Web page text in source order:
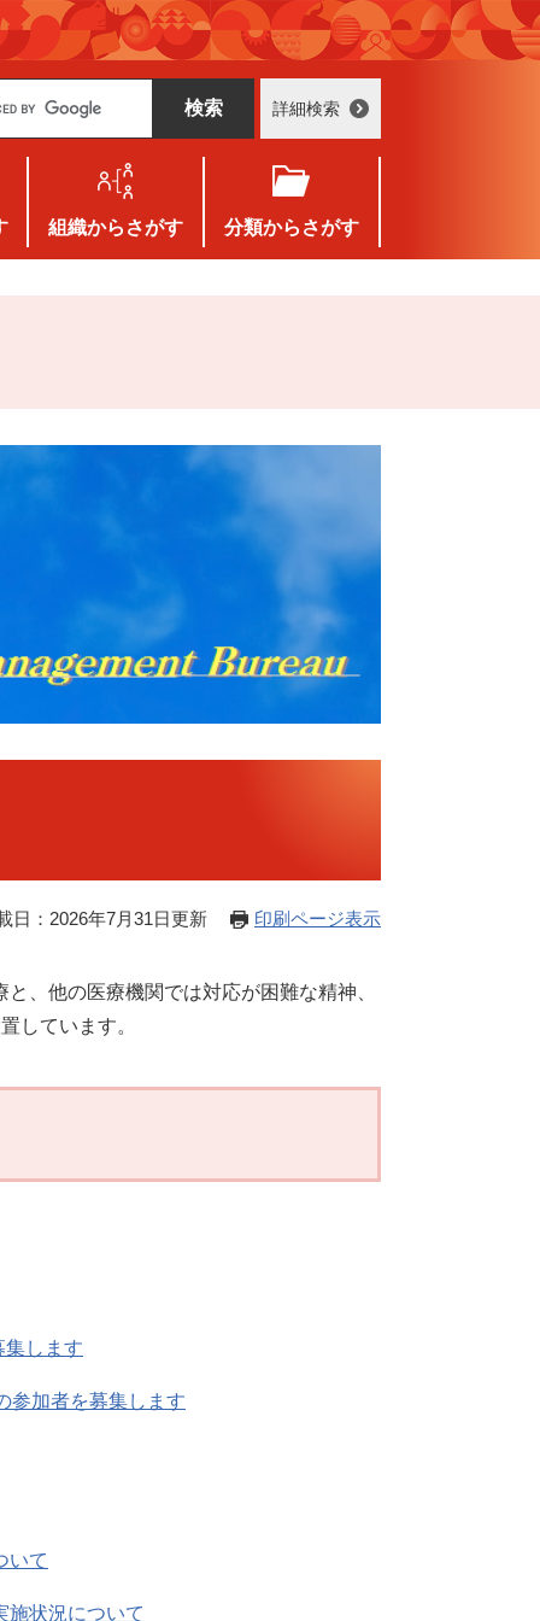
詳細検索
組織からさがす 分類からさがす
日：2026年7月31日更新 印刷ページ表示
、他の医療機関では対応が困難な精神、
しています。
します
参加者を募集します
いて
施状況について